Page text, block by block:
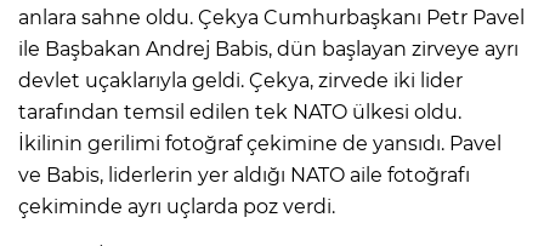
anlara sahne oldu. Çekya Cumhurbaşkanı Petr Pavel
ile Başbakan Andrej Babis, dün başlayan zirveye ayrı
devlet uçaklarıyla geldi. Çekya, zirvede iki lider
tarafından temsil edilen tek NATO ülkesi oldu.
İkilinin gerilimi fotoğraf çekimine de yansıdı. Pavel
ve Babis, liderlerin yer aldığı NATO aile fotoğrafı
çekiminde ayrı uçlarda poz verdi.